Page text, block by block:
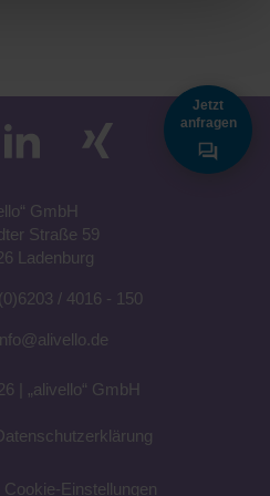
Jetzt
anfragen
o“ GmbH
Straße 59
Ladenburg
/ 4016 - 150
| „alivello“ GmbH
Einstellungen